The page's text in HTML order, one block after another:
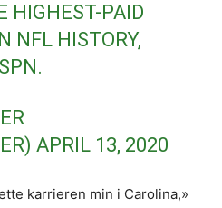
HIGHEST-PAID
NFL HISTORY,
APRIL 13, 2020
karrieren min i Carolina,»